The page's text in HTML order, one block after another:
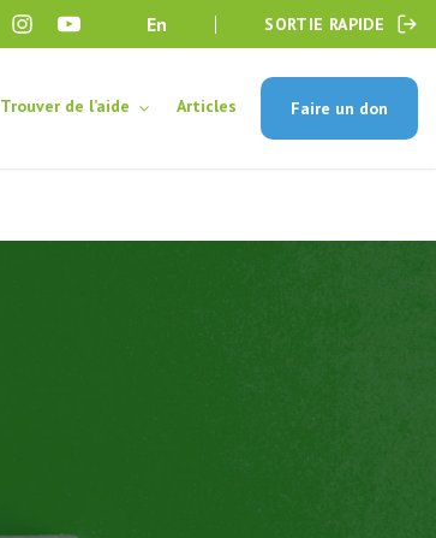
en SORTIE RAPIDE
Trouver de l’aide Articles Faire un don